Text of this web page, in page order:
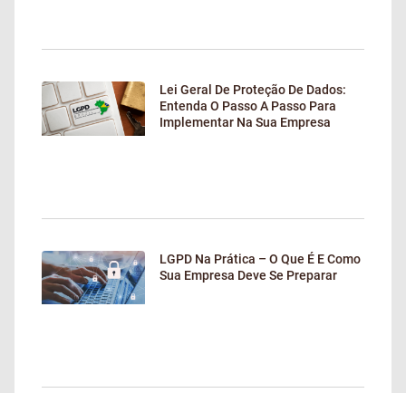
Lei Geral De Proteção De Dados:
Entenda O Passo A Passo Para
Implementar Na Sua Empresa
LGPD Na Prática – O Que É E Como
Sua Empresa Deve Se Preparar